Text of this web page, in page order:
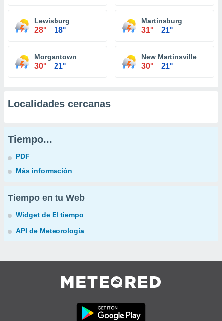
Lewisburg
28° 18°
Martinsburg
31° 21°
Morgantown
30° 21°
New Martinsville
30° 21°
Localidades cercanas
Tiempo...
PDF
Más información
Tiempo en tu Web
Widget de El tiempo
API de Meteorología